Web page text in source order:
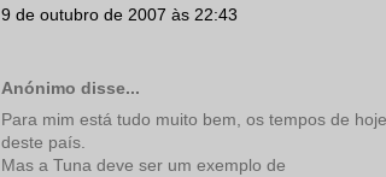
9 de outubro de 2007 às 22:43
Anónimo disse...
Para mim está tudo muito bem, os tempos de
deste país.
Mas a Tuna deve ser um exemplo de